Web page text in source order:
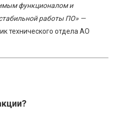
функционалом и
работы ПО» —
технического отдела АО